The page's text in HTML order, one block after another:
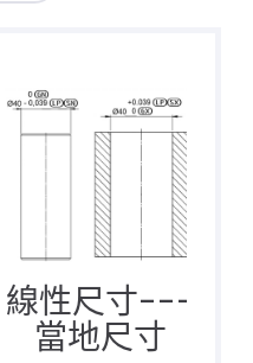
線性尺寸---
當地尺寸